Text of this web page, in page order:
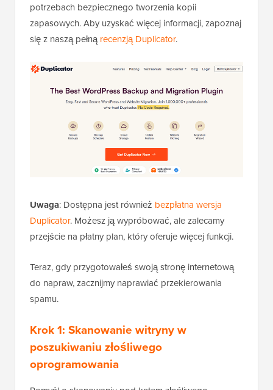
potrzebach bezpiecznego tworzenia kopii
zapasowych. Aby uzyskać więcej informacji, zapoznaj
się z naszą pełnąrecenzją Duplicator.
Uwaga: Dostępna jest również bezpłatna wersja
Duplicator. Możesz ją wypróbować, ale zalecamy
przejście na płatny plan, który oferuje więcej funkcji.
Teraz, gdy przygotowałeś swoją stronę internetową
do napraw, zacznijmy naprawiać przekierowania
spamu.
Krok 1: Skanowanie witryny w
poszukiwaniu złośliwego
oprogramowania